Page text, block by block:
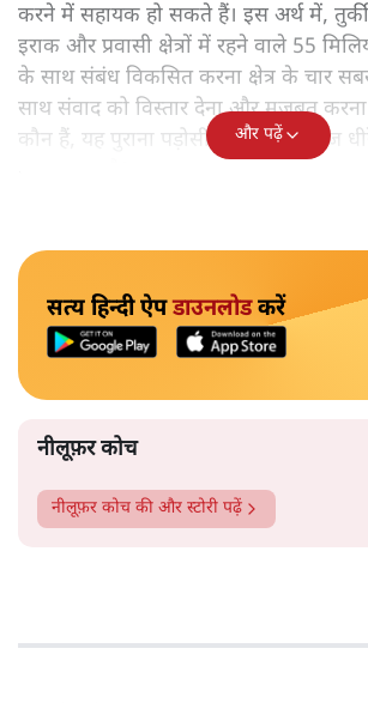
करने में सहायक हो सकते हैं। इस अर्थ में, तुर्की,
इराक और प्रवासी क्षेत्रों में रहने वाले 55
के साथ संबंध विकसित करना क्षेत्र के चार
साथ संवाद को विस्तार देना और मजबूत
कौन हैं, यह पुराना पड़ोसी जिसे भारत आज
और पढ़ें
सत्य हिन्दी ऐपडाउनलोडकरें
नीलूफ़र कोच
नीलूफ़र कोच की और स्टोरी पढ़ें